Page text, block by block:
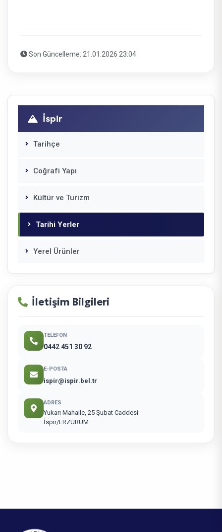
İspir
Tarihçe
Coğrafi Yapı
Kültür ve Turizm
Tarihi Yerler
Yerel Ürünler
İletişim Bilgileri
TELEFON
0442 451 30 92
E-POSTA
ispir@ispir.bel.tr
ADRES
Yukarı Mahalle, 25 Şubat Caddesi
İspir/ERZURUM
Son Güncelleme: 21.01.2026 23:04